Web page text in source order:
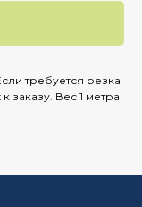
требуется резка
заказу. Вес 1 метра